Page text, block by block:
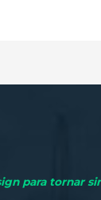
para tornar